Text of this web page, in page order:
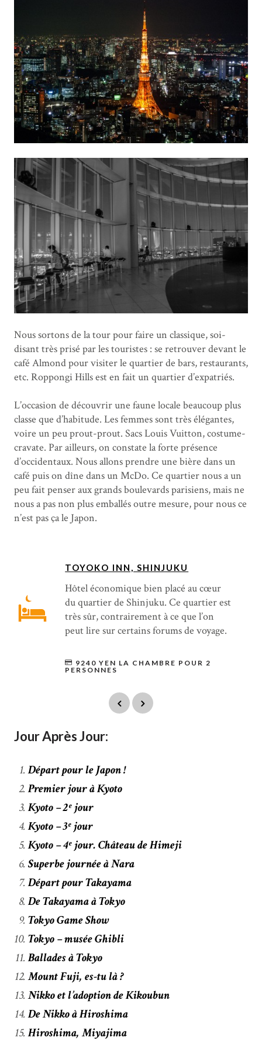
Nous sortons de la tour pour faire un classique, soi-
disant très prisé par les touristes : se retrouver devant le
café Almond pour visiter le quartier de bars, restaurants,
etc. Roppongi Hills est en fait un quartier d’expatriés.
L’occasion de découvrir une faune locale beaucoup plus
classe que d’habitude. Les femmes sont très élégantes,
voire un peu prout-prout. Sacs Louis Vuitton, costume-
cravate. Par ailleurs, on constate la forte présence
d’occidentaux. Nous allons prendre une bière dans un
café puis on dîne dans un McDo. Ce quartier nous a un
peu fait penser aux grands boulevards parisiens, mais ne
nous a pas non plus emballés outre mesure, pour nous ce
n’est pas ça le Japon.
TOYOKO INN, SHINJUKU
Hôtel économique bien placé au cœur
du quartier de Shinjuku. Ce quartier est
très sûr, contrairement à ce que l’on
peut lire sur certains forums de voyage.
9240 YEN LA CHAMBRE POUR 2
PERSONNES
Jour Après Jour:
Départ pour le Japon !
Premier jour à Kyoto
Kyoto – 2ᵉ jour
Kyoto – 3ᵉ jour
Kyoto – 4ᵉ jour. Château de Himeji
Superbe journée à Nara
Départ pour Takayama
De Takayama à Tokyo
Tokyo Game Show
Tokyo – musée Ghibli
Ballades à Tokyo
Mount Fuji, es-tu là ?
Nikko et l’adoption de Kikoubun
De Nikko à Hiroshima
Hiroshima, Miyajima